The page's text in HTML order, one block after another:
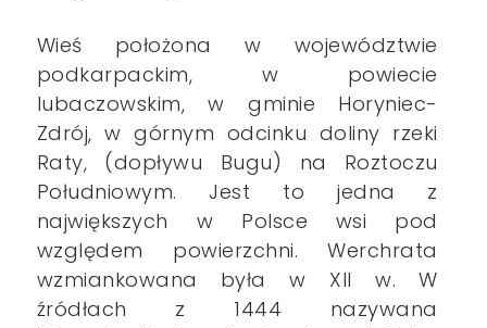
Wieś położona w województwie
podkarpackim, w powiecie
lubaczowskim, w gminie Horyniec-
Zdrój, w górnym odcinku doliny rzeki
Raty, (dopływu Bugu) na Roztoczu
Południowym. Jest to jedna z
największych w Polsce wsi pod
względem powierzchni. Werchrata
wzmiankowana była w XII w. W
źródłach z 1444 nazywana